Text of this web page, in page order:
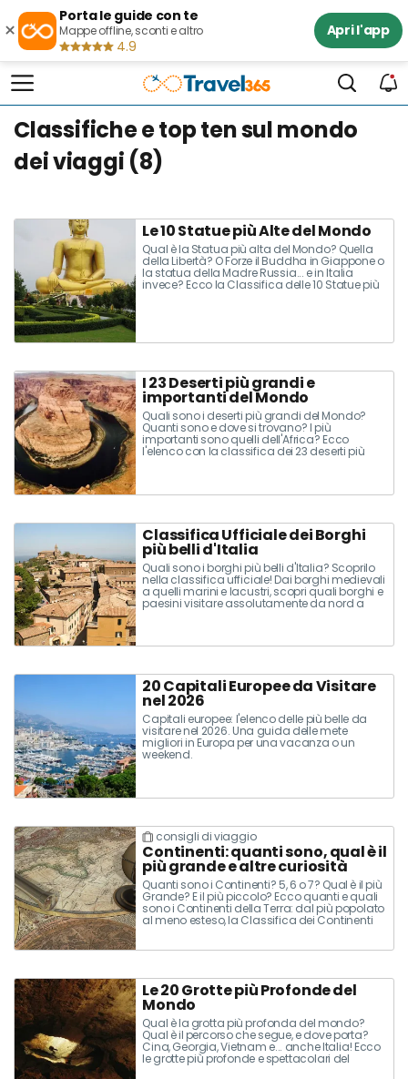
×
Porta le guide con te
Mappe offline, sconti e altro
4.9
Apri l'app
Classifiche e top ten sul mondo
dei viaggi (8)
Le 10 Statue più Alte del Mondo
Qual è la Statua più alta del Mondo? Quella
della Libertà? O Forze il Buddha in Giappone o
la statua della Madre Russia... e in Italia
invece? Ecco la Classifica delle 10 Statue più
I 23 Deserti più grandi e
importanti del Mondo
Quali sono i deserti più grandi del Mondo?
Quanti sono e dove si trovano? I più
importanti sono quelli dell'Africa? Ecco
l'elenco con la classifica dei 23 deserti più
Classifica Ufficiale dei Borghi
più belli d'Italia
Quali sono i borghi più belli d'Italia? Scoprilo
nella classifica ufficiale! Dai borghi medievali
a quelli marini e lacustri, scopri quali borghi e
paesini visitare assolutamente da nord a
Sud nel nostro elenco!
20 Capitali Europee da Visitare
nel 2026
Capitali europee: l'elenco delle più belle da
visitare nel 2026. Una guida delle mete
migliori in Europa per una vacanza o un
weekend.
consigli di viaggio
Continenti: quanti sono, qual è il
più grande e altre curiosità
Quanti sono i Continenti? 5, 6 o 7? Qual è il più
Grande? E il più piccolo? Ecco quanti e quali
sono i Continenti della Terra: dal più popolato
al meno esteso, la Classifica dei Continenti
Le 20 Grotte più Profonde del
Mondo
Qual è la grotta più profonda del mondo?
Qual è il percorso che segue, e dove porta?
Cina, Georgia, Vietnam e... anche Italia! Ecco
le grotte più profonde e spettacolari del
mondo!